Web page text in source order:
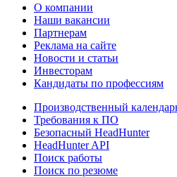
О компании
Наши вакансии
Партнерам
Реклама на сайте
Новости и статьи
Инвесторам
Кандидаты по профессиям
Производственный
Требования к ПО
Безопасный HeadHunter
HeadHunter API
Поиск работы
Поиск по резюме